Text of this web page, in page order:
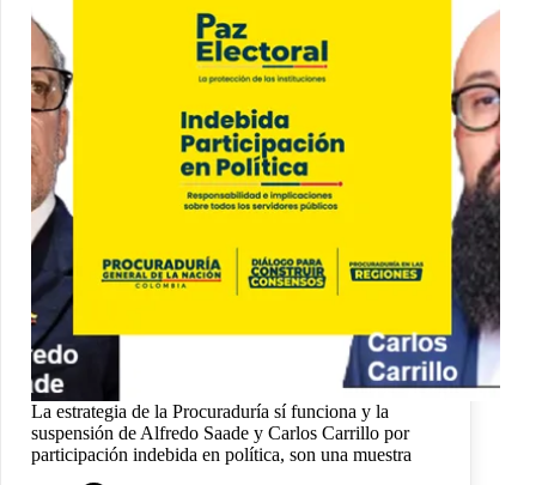
La estrategia de la Procuraduría sí funciona y la
suspensión de Alfredo Saade y Carlos Carrillo por
participación indebida en política, son una muestra